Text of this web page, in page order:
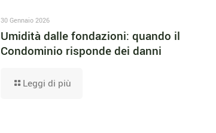
30 Gennaio 2026
Umidità dalle fondazioni: quando il
Condominio risponde dei danni
Leggi di più